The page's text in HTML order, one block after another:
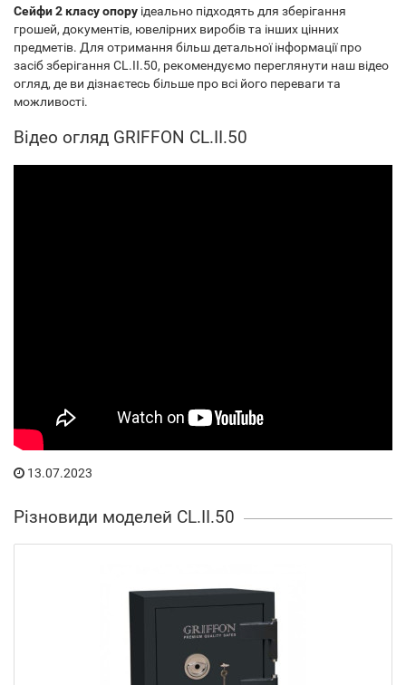
Сейфи 2 класу опору ідеально підходять для зберігання
грошей, документів, ювелірних виробів та інших цінних
предметів. Для отримання більш детальної інформації про
засіб зберігання CL.II.50, рекомендуємо переглянути наш відео
огляд, де ви дізнаєтесь більше про всі його переваги та
можливості.
Відео огляд GRIFFON CL.II.50
13.07.2023
Різновиди моделей CL.II.50